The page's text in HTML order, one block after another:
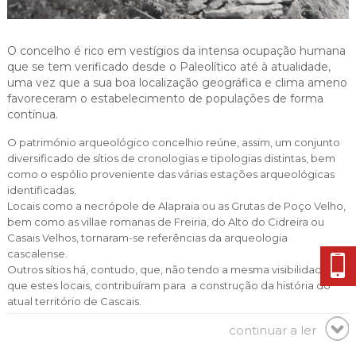
Planeamento Estratégico
Reabilitação urbana
Urbanismo
Economia & Inovação
Mobilidade
Qualidade de vida
Sociedade & Educação
Jornal C
VIVER
VISITAR
ESTUDAR
MOBILIDADE
INVESTIR EM CASCAIS
SERVIÇOS
MAPA DO PORTAL
O concelho é rico em vestígios da intensa ocupação humana
que se tem verificado desde o Paleolítico até à atualidade,
uma vez que a sua boa localização geográfica e clima ameno
favoreceram o estabelecimento de populações de forma
contínua.
O património arqueológico concelhio reúne, assim, um conjunto
diversificado de sítios de cronologias e tipologias distintas, bem
como o espólio proveniente das várias estações arqueológicas
identificadas.
Locais como a necrópole de Alapraia ou as Grutas de Poço Velho,
bem como as villae romanas de Freiria, do Alto do Cidreira ou
Casais Velhos, tornaram-se referências da arqueologia
cascalense.
Outros sítios há, contudo, que, não tendo a mesma visibilidade
que estes locais, contribuíram para a construção da história do
atual território de Cascais.
A investigação desenvolvida por Guilherme Cardoso para a Carta
Arqueológica do Concelho de Cascais, editada pela autarquia em
continuar a ler